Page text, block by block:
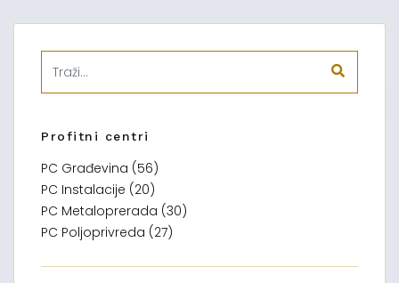
Profitni centri
PC Građevina (56)
PC Instalacije (20)
PC Metaloprerada (30)
PC Poljoprivreda (27)